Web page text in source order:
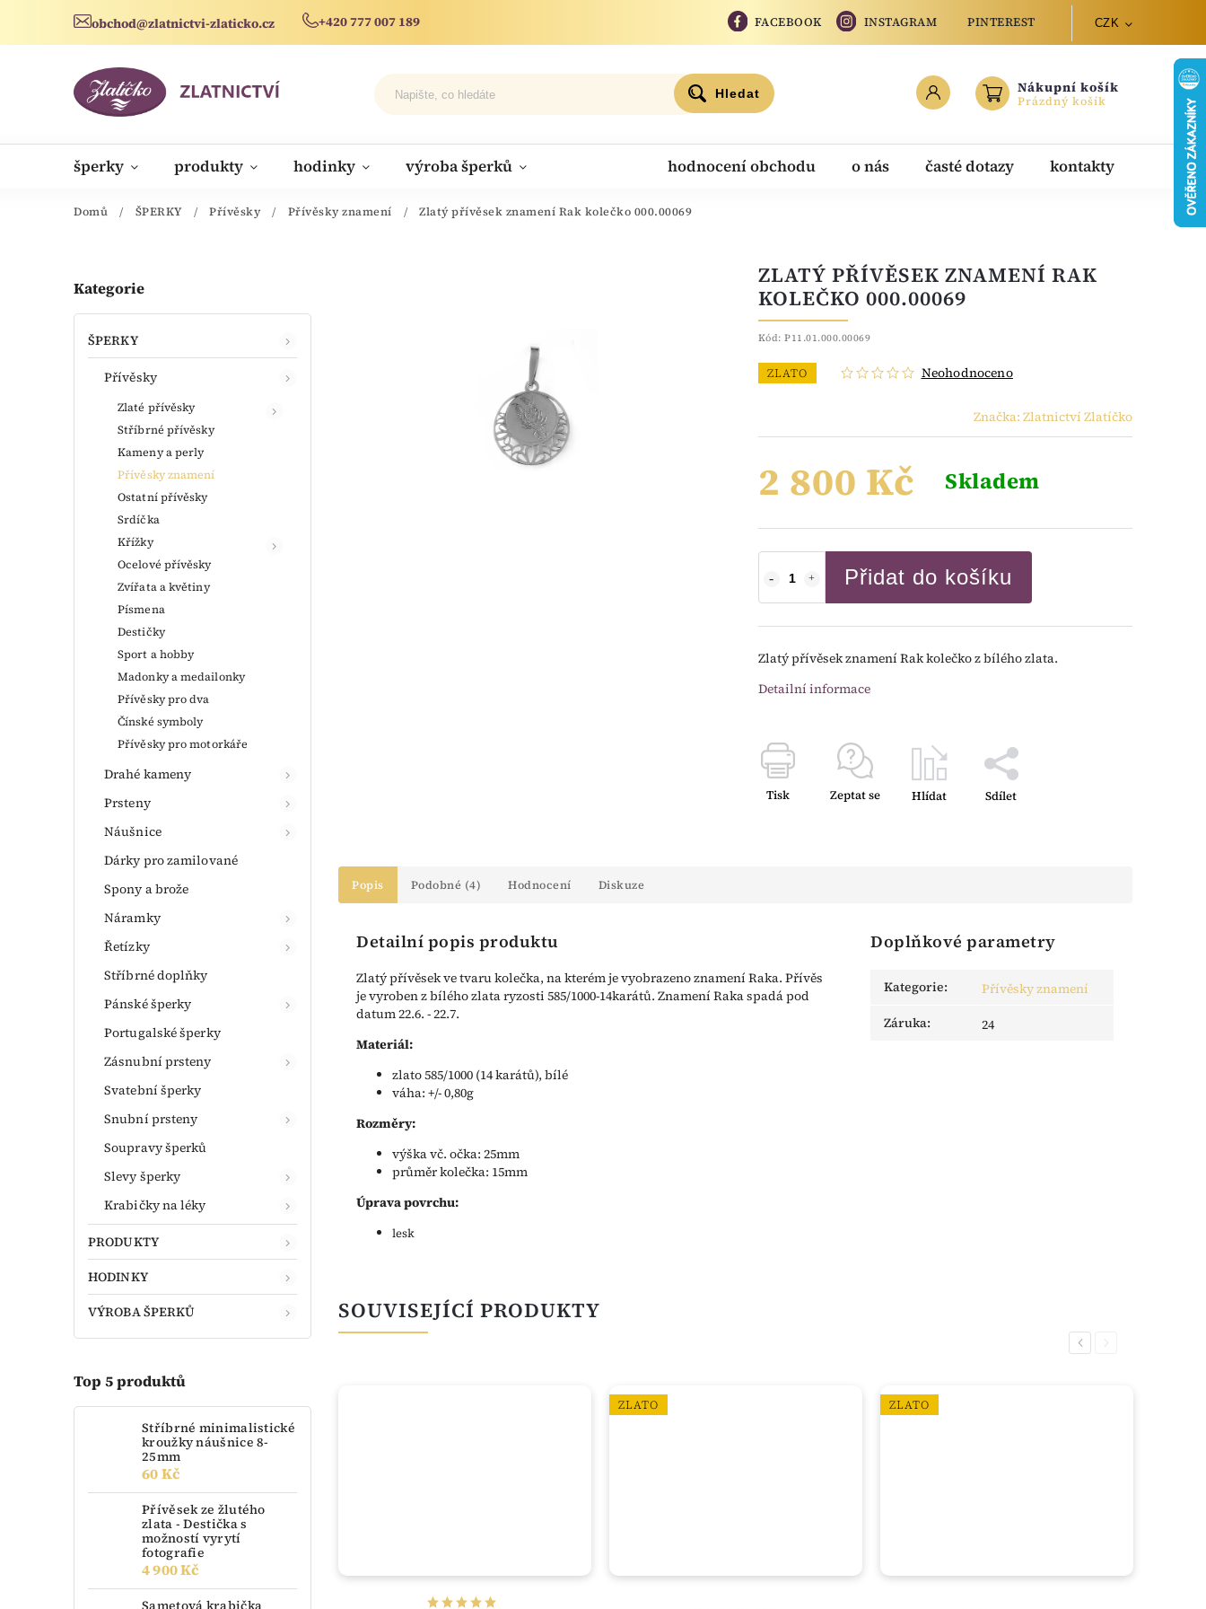
obchod@zlatnictvi-zlaticko.cz +420 777 007 189 FACEBOOK INSTAGRAM PINTEREST CZK
Hledat Nákupní košík
Prázdný košík
šperky produkty hodinky výroba šperků hodnocení obchodu o nás časté dotazy kontakty
novinky
Domů / ŠPERKY / Přívěsky / Přívěsky znamení / Zlatý přívěsek znamení Rak kolečko 000.00069
Kategorie
ŠPERKY
Přívěsky
Zlaté přívěsky
Stříbrné přívěsky
Kameny a perly
Přívěsky znamení
Ostatní přívěsky
Srdíčka
Křížky
Ocelové přívěsky
Zvířata a květiny
Písmena
Destičky
Sport a hobby
Madonky a medailonky
Přívěsky pro dva
Čínské symboly
Přívěsky pro motorkáře
Drahé kameny
Prsteny
Náušnice
Dárky pro zamilované
Spony a brože
Náramky
Řetízky
Stříbrné doplňky
Pánské šperky
Portugalské šperky
Zásnubní prsteny
Svatební šperky
Snubní prsteny
Soupravy šperků
Slevy šperky
Krabičky na léky
PRODUKTY
HODINKY
VÝROBA ŠPERKŮ
Top 5 produktů
Stříbrné minimalistické
kroužky náušnice 8-
25mm
60 Kč
Přívěsek ze žlutého
zlata - Destička s
možností vyrytí
fotografie
4 900 Kč
Sametová krabička
ZLATÝ PŘÍVĚSEK ZNAMENÍ RAK
KOLEČKO 000.00069
Kód: P11.01.000.00069
ZLATO Neohodnoceno
Značka: Zlatnictví Zlatíčko
2 800 Kč Skladem
Přidat do košíku
Zlatý přívěsek znamení Rak kolečko z bílého zlata.
Detailní informace
Tisk Zeptat se Hlídat Sdílet
Popis Podobné (4) Hodnocení Diskuze
Detailní popis produktu
Zlatý přívěsek ve tvaru kolečka, na kterém je vyobrazeno znamení Raka. Přívěs
je vyroben z bílého zlata ryzosti 585/1000-14karátů. Znamení Raka spadá pod
datum 22.6. - 22.7.
Materiál:
zlato 585/1000 (14 karátů), bílé
váha: +/- 0,80g
Rozměry:
výška vč. očka: 25mm
průměr kolečka: 15mm
Úprava povrchu:
lesk
Doplňkové parametry
Kategorie:
Přívěsky znamení
Záruka: 24
SOUVISEJÍCÍ PRODUKTY
Previous
TIP ZLATO ZLATO
Next